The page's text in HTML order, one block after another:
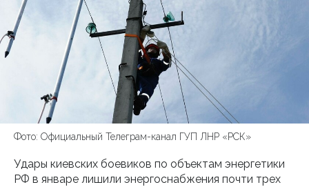
Фото: Официальный Телеграм-канал ГУП ЛНР «РСК»
Удары киевских боевиков по объектам энергетики
РФ в январе лишили энергоснабжения почти трех